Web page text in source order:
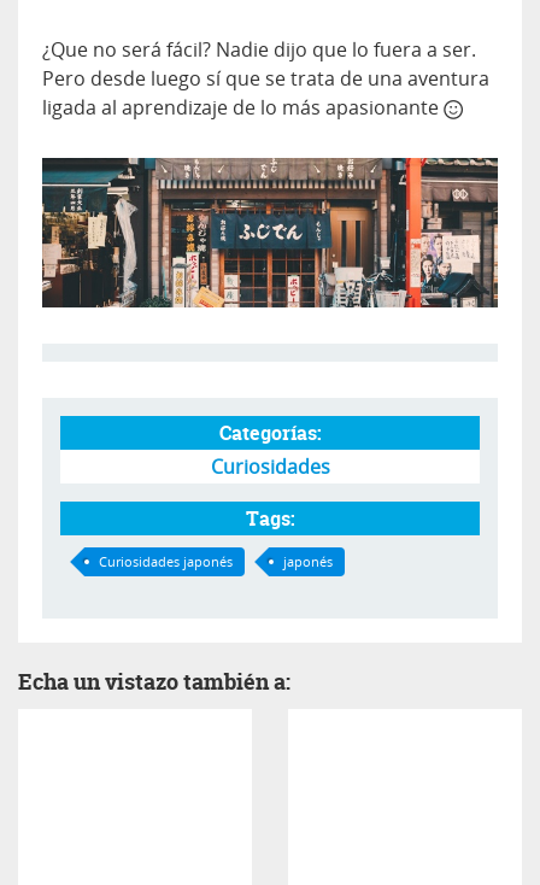
¿Que no será fácil? Nadie dijo que lo fuera a ser.
Pero desde luego sí que se trata de una aventura
ligada al aprendizaje de lo más apasionante
Categorías:
Curiosidades
Tags:
Curiosidades japonés japonés
Echa un vistazo también a: